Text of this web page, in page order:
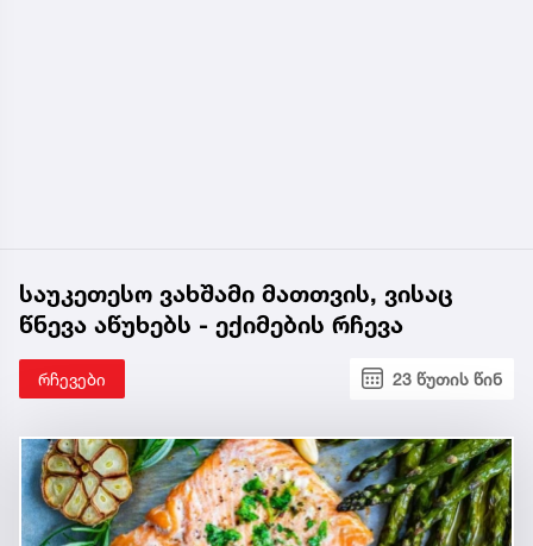
საუკეთესო ვახშამი მათთვის, ვისაც
წნევა აწუხებს - ექიმების რჩევა
რჩევები 23 წუთის წინ